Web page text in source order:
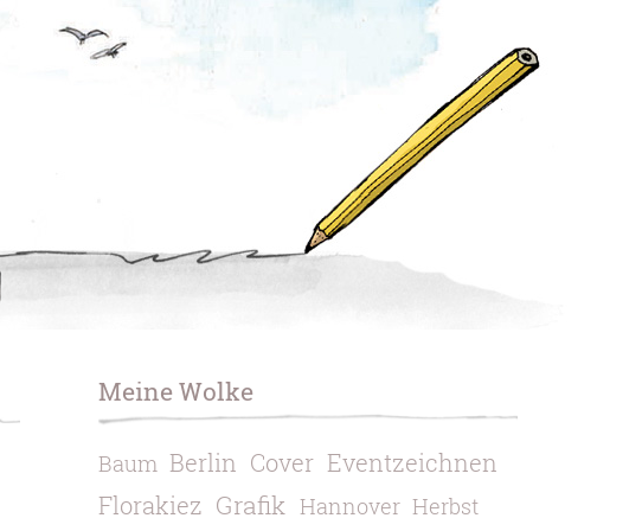
Meine Wolke
Baum Berlin Cover Eventzeichnen
Florakiez Grafik Hannover Herbst